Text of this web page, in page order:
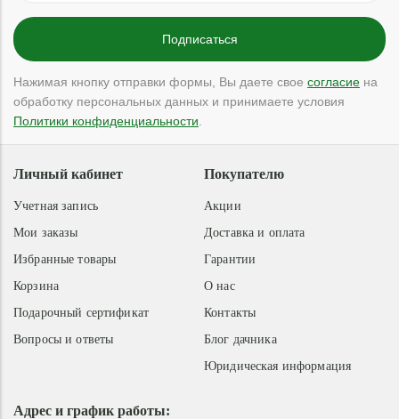
Нажимая кнопку отправки формы, Вы даете свое согласие на
обработку персональных данных и принимаете условия
Политики конфиденциальности
Адрес и график работы:
Покупателю
Акции
Доставка и оплата
Гарантии
О нас
Контакты
Блог дачника
Юридическая информация
Личный кабинет
Учетная запись
Мои заказы
Избранные товары
Корзина
Подарочный сертификат
Вопросы и ответы